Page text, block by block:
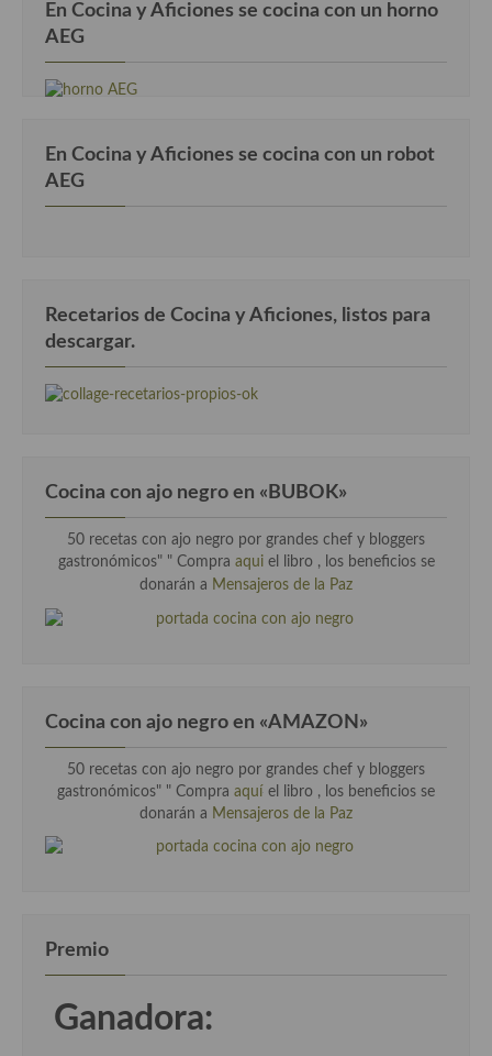
En Cocina y Aficiones se cocina con un horno
AEG
En Cocina y Aficiones se cocina con un robot
AEG
Recetarios de Cocina y Aficiones, listos para
descargar.
Cocina con ajo negro en «BUBOK»
50 recetas con ajo negro por grandes chef y bloggers
gastronómicos" " Compra aqui el libro , los beneficios se
donarán a Mensajeros de la Paz
Cocina con ajo negro en «AMAZON»
50 recetas con ajo negro por grandes chef y bloggers
gastronómicos" " Compra aquí el libro , los beneficios se
donarán a Mensajeros de la Paz
Premio
Ganadora: